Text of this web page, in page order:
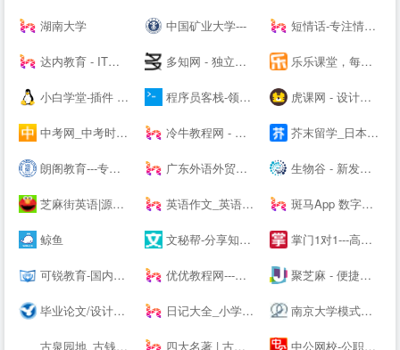
湖南大学 中国矿业大学--- 短情话-专注情感语录精选
达内教育 - IT培训/UI设计/运营/影视特效培训机构 多知网 - 独立商业视角 新锐教育观察 乐乐课堂，每天进步多一点！
小白学堂-插件 资源 Idea 破解码 激活码 idea激活码 程序员 程序员客栈-领先的程序员自由工作平台-程序员兼职 虎课网 - 设计、办公软件视频教程在线学习_ 每天免费学一课
中考网_中考时间_中考分数线_中考成绩查询 冷牛教程网 - 专业的网络资源分享基地 芥末留学_日本留学_韩国留学_英澳留学_值得信赖的在线留学申请平台
朗阁教育---专注雅思培训、新托福、SAT等出国留学英语考试留学培训机构 广东外语外贸大学 生物谷 - 新发现,新技术,新产业 - 生物医药新媒体门户
芝麻街英语|源自美国《芝麻街》3-12岁高端少儿英语教育品牌 英语作文_英语作文大全_英语作文网 斑马App 数字内容
鲸鱼 文秘帮-分享知识，共创价值！ 掌门1对1---高端中小学在线教育辅导品牌-名校精英在线教学-掌门一对一-掌门优课升级版
可锐教育-国内全日制考研住宿第一村【考研村】 优优教程网---免费自学软件就上优优网-PS,AI,C4D,AE,UI,Sketch,平面,海报等原创免费教程在线学习-UiiiUiii-- 聚芝麻 - 便捷的网址大全站，网址查询就是这么简单！
毕业论文/设计现稿范文Word免费下载库-飞创论文 日记大全_小学生日记大全网 南京大学模式动物研究所
古泉园地_古钱币_机制币_金银锭_杂项 四大名著 | 古典四大名著小说 中公网校-公职备考在线学习培训辅导平台